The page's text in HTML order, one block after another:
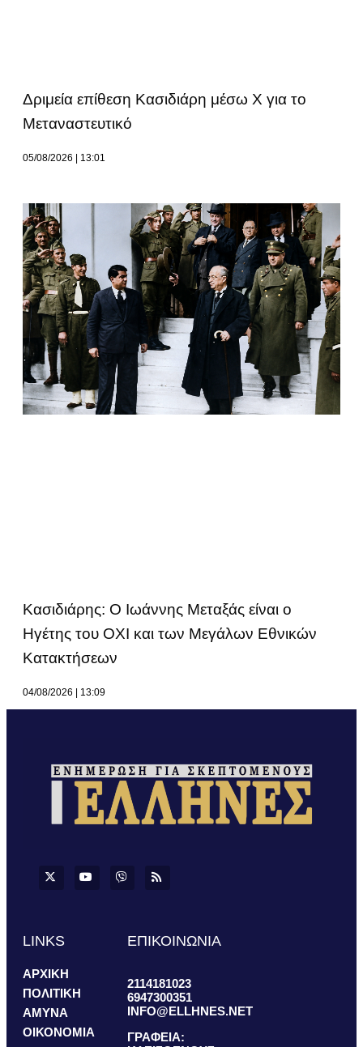
Δριμεία επίθεση Κασιδιάρη μέσω Χ για το
Μεταναστευτικό
05/08/2026 13:01
Κασιδιάρης: Ο Ιωάννης Μεταξάς είναι ο
Ηγέτης του ΟΧΙ και των Μεγάλων Εθνικών
Κατακτήσεων
04/08/2026 13:09
LINKS
ΑΡΧΙΚΗ
ΠΟΛΙΤΙΚΗ
ΑΜΥΝΑ
ΟΙΚΟΝΟΜΙΑ
ΕΠΙΚΟΙΝΩΝΙΑ
2114181023
6947300351
INFO@ELLHNES.NET
ΓΡΑΦΕΙΑ: